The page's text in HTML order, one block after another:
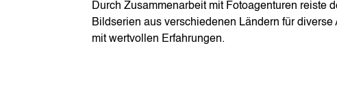
Durch Zusammenarbeit mit Fotoagenturen reiste
Bildserien aus verschiedenen Ländern für
mit wertvollen Erfahrungen.